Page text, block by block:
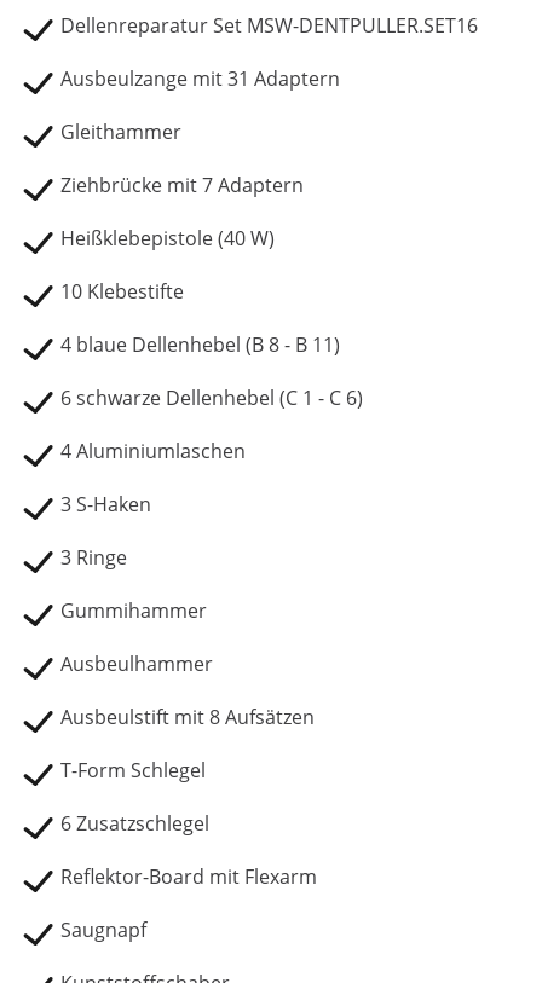
Dellenreparatur Set MSW-DENTPULLER.SET16
Ausbeulzange mit 31 Adaptern
Gleithammer
Ziehbrücke mit 7 Adaptern
Heißklebepistole (40 W)
10 Klebestifte
4 blaue Dellenhebel (B 8 - B 11)
6 schwarze Dellenhebel (C 1 - C 6)
4 Aluminiumlaschen
3 S-Haken
3 Ringe
Gummihammer
Ausbeulhammer
Ausbeulstift mit 8 Aufsätzen
T-Form Schlegel
6 Zusatzschlegel
Reflektor-Board mit Flexarm
Saugnapf